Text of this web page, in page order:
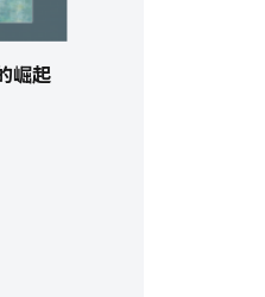
崛起